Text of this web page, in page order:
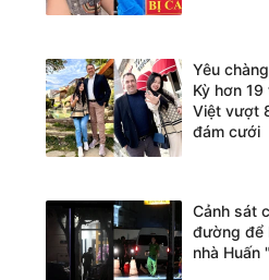
Yêu
Kỳ hơn
Việt vượt
đám cưới
Cảnh sát
đường để
nhà Huấn